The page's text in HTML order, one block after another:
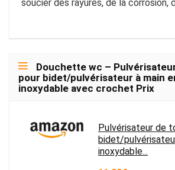
soucier des rayures, de la corrosion,
Douchette wc –
pour bidet/pulvérisateur à main
inoxydable avec crochet Prix
Pulvérisateur de
bidet/
inoxydable...